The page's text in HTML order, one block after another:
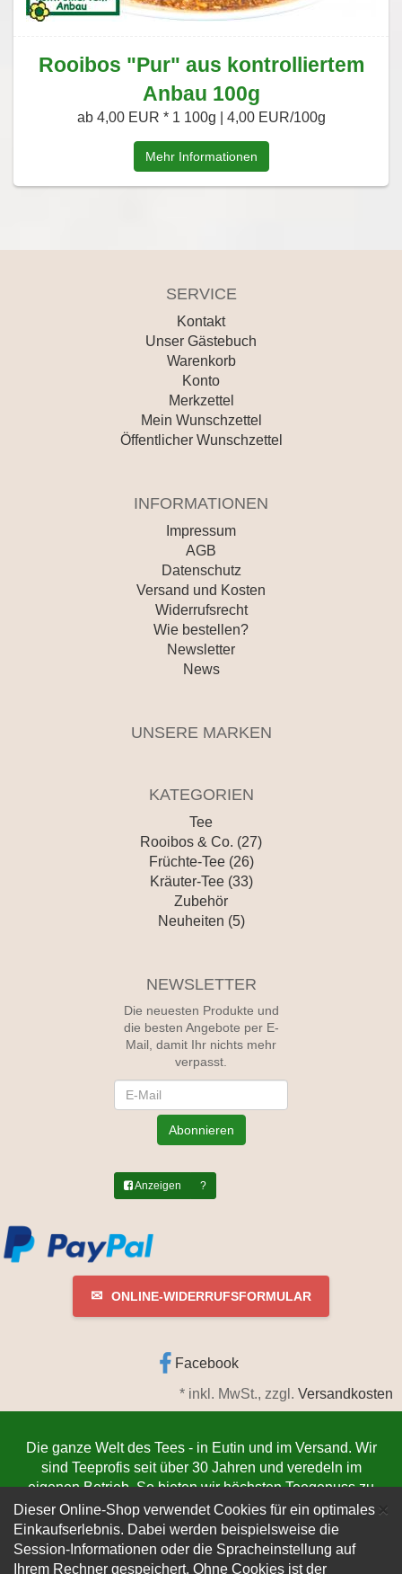
×
Dieser Online-Shop verwendet Cookies für ein optimales
Einkaufserlebnis. Dabei werden beispielsweise die
Session-Informationen oder die Spracheinstellung auf
Ihrem Rechner gespeichert. Ohne Cookies ist der
Rooibos "Pur" aus kontrolliertem
Anbau 100g
ab 4,00 EUR * 1 100g | 4,00 EUR/100g
Mehr Informationen
SERVICE
Kontakt
Unser Gästebuch
Warenkorb
Konto
Merkzettel
Mein Wunschzettel
Öffentlicher Wunschzettel
INFORMATIONEN
Impressum
AGB
Datenschutz
Versand und Kosten
Widerrufsrecht
Wie bestellen?
Newsletter
News
UNSERE MARKEN
KATEGORIEN
Tee
Rooibos & Co. (27)
Früchte-Tee (26)
Kräuter-Tee (33)
Zubehör
Neuheiten (5)
NEWSLETTER
Die neuesten Produkte und
die besten Angebote per E-
Mail, damit Ihr nichts mehr
verpasst.
Abonnieren
Anzeigen ?
✉ ONLINE-WIDERRUFSFORMULAR
Facebook
* inkl. MwSt., zzgl. Versandkosten
Die ganze Welt des Tees - in Eutin und im Versand. Wir
sind Teeprofis seit über 30 Jahren und veredeln im
eigenen Betrieb. So bieten wir höchsten Teegenuss zu
niedrigsten Preisen. Jetzt bestellenwww.teeschmiede-
eutin.de (Die Lieferung verlässt innerhalb von 1-3
Werktagen unser Lager. Der Versand erfolgt
kundenfreundlich per DHL).